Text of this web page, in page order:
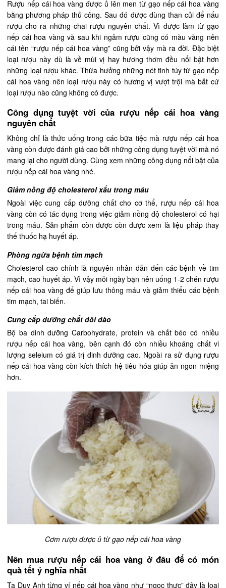
Rượu nếp cái hoa vàng được ủ lên men từ gạo nếp cái hoa vàng
bằng phương pháp thủ công. Sau đó được dùng than củi để nấu
rượu cho ra những chai rượu nguyên chất. Vì được làm từ gạo
nếp cái hoa vàng và sau khi ngâm rượu cũng có màu vàng nên
cái tên “rượu nếp cái hoa vàng” cũng bởi vậy mà ra đời. Đặc biệt
loại rượu này dù là về mùi vị hay hương thơm đều nổi bật hơn
những loại rượu khác. Thừa hưởng những nét tinh túy từ gạo nếp
cái hoa vàng nên loại rượu này có hương vị vượt trội mà bất cứ
loại rượu nào cũng không có được.
Công dụng tuyệt vời của rượu nếp cái hoa vàng
nguyên chất
Không chỉ là thức uống trong các bữa tiệc mà rượu nếp cái hoa
vàng còn được đánh giá cao bởi những công dụng tuyệt vời mà nó
mang lại cho người dùng. Cùng xem những công dụng nổi bật của
rượu nếp cái hoa vàng nhé.
Giảm nồng độ cholesterol xấu trong máu
Ngoài việc cung cấp dưỡng chất cho cơ thể, rượu nếp cái hoa
vàng còn có tác dụng trong việc giảm nồng độ cholesterol có hại
trong máu. Sản phẩm còn được còn được xem là liệu pháp thay
thế thuốc hạ huyết áp.
Phòng ngừa bệnh tim mạch
Cholesterol cao chính là nguyên nhân dẫn đến các bệnh về tim
mạch, cao huyết áp. Vì vậy mỗi ngày bạn nên uống 1-2 chén rượu
nếp cái hoa vàng để giúp lưu thông máu và giảm thiểu các bệnh
tim mạch, tai biến.
Cung cấp dưỡng chất dồi dào
Bộ ba dinh dưỡng Carbohydrate, protein và chất béo có nhiều
rượu nếp cái hoa vàng, bên cạnh đó còn nhiều khoáng chất vi
lượng seleium có giá trị dinh dưỡng cao. Ngoài ra sử dụng rượu
nếp cái hoa vàng còn kích thích hệ tiêu hóa giúp ăn ngon miệng
hơn.
Cơm rượu được ủ từ gạo nếp cái hoa vàng
Nên mua rượu nếp cái hoa vàng ở đâu để có món
quà tết ý nghĩa nhất
Tạ Duy Anh từng ví nếp cái hoa vàng như “ngọc thực” đây là loại